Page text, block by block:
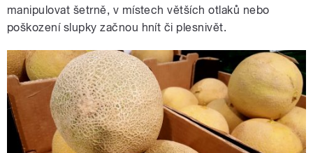
manipulovat šetrně, v místech větších otlaků nebo
poškození slupky začnou hnít či plesnivět.